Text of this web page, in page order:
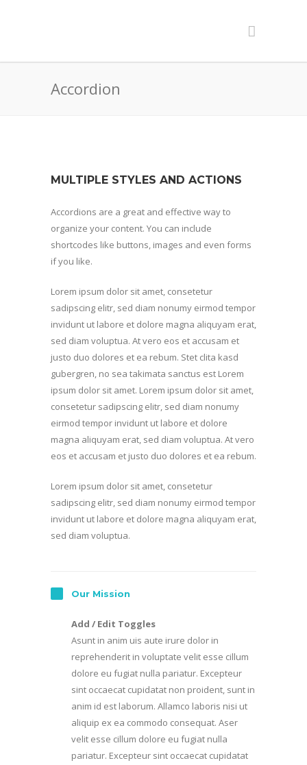
Accordion
MULTIPLE STYLES AND ACTIONS
Accordions are a great and effective way to
organize your content. You can include
shortcodes like buttons, images and even forms
if you like.
Lorem ipsum dolor sit amet, consetetur
sadipscing elitr, sed diam nonumy eirmod tempor
invidunt ut labore et dolore magna aliquyam erat,
sed diam voluptua. At vero eos et accusam et
justo duo dolores et ea rebum. Stet clita kasd
gubergren, no sea takimata sanctus est Lorem
ipsum dolor sit amet. Lorem ipsum dolor sit amet,
consetetur sadipscing elitr, sed diam nonumy
eirmod tempor invidunt ut labore et dolore
magna aliquyam erat, sed diam voluptua. At vero
eos et accusam et justo duo dolores et ea rebum.
Lorem ipsum dolor sit amet, consetetur
sadipscing elitr, sed diam nonumy eirmod tempor
invidunt ut labore et dolore magna aliquyam erat,
sed diam voluptua.
Our Mission
Add / Edit Toggles
Asunt in anim uis aute irure dolor in
reprehenderit in voluptate velit esse cillum
dolore eu fugiat nulla pariatur. Excepteur
sint occaecat cupidatat non proident, sunt in
anim id est laborum. Allamco laboris nisi ut
aliquip ex ea commodo consequat. Aser
velit esse cillum dolore eu fugiat nulla
pariatur. Excepteur sint occaecat cupidatat